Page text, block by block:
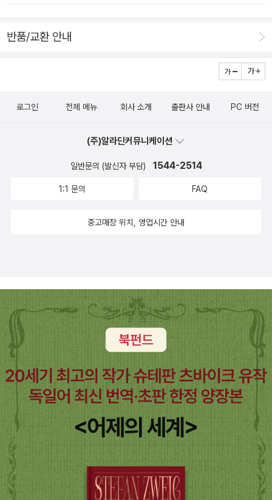
읽어도 실감났다. 저자는 그가 테러의 한가운데 있는 진짜 의사이
느 극장에서 우연히 따로따로 앉아 영화 〈바그다드 카페〉를 동시
가 되었다는 말이다. ‘불멸’은 실체의 ‘소멸’로 가능한 것인지도
안개로 남는다. 어쩌면 사랑이란 게 원래 그런 것인지도. 오로지
는 어떤 지점에 도달하고자 하는 목표도, 이루고자 하는 성취의
욕망이 없다. 언젠간 두 사람이 설정해놓은 가상의 공간 ‘바그다
없는 영혼의 약속 같은 것일 것이다.다만 세상 곳곳에서 집단테러
한다. 그사이에 찾아드는 고요와 평화의 순간들, 그게 그들이 공
유했던 사랑이랄까. 그런 의미에서 이 소설은 인간성 진화의 불가
능함에 대한 절규이고, 그럼에도 불구하고 고통의 사이사이에 일
상의 아름다움을 노래하는 희망과 치유에 대한 서사이기도 하다.
저자는 이 소설에서 하고 싶은 이야기가 무엇인지를 귀띔한다.
'세상은 늘 휴전 중이고, 아직도 전쟁은 계속되고 있다. 인간성의
진화의 불가능에 대한 절규, 그러나 그럼에도 불구하고 고통의 사
이사이 일상의 아름다움을 노래하는 희망과 치유의 편지들을 마
치 내가 주인공이듯 절실하게 써 내려갔다. 편지를 주고받은 상상
의 인물들은 실제로는 존재하지 않지만, 이 편지들로 인해 주인공
두 사람은 이 세상에 실제로 있었던 것만 같은 존재감을 지닌
다.' 작가, 특히 소설가들은 현실이 아닌 허구의 세상을 그린다.
심이 담긴 마음의 편지를 통해 자신이 가진 불안의 그림자를 잠재
이크 서간소설에서 어제, 오늘 보다 더 미래의 초월적인 대화나
이상을 만날 수도 있다.그러한 부분은 눈여겨 생각하고 기억할 필
요가 있지 않을까 싶다.아직 도래하지 않은 미래의 무엇엔가에 대
로가 될 수도 있을 테니..그러한 초월적 상상력의 실체를 마주하
는 감흥이 되지 않을까 하는 판단을 해 보게 된다.먼 훗날 바그다
드 카페에서 지난 시절의 서로에게 썼을 편지들을 읽어볼 기회가
된다면 아마도 우리는 그 시절들을 보낸 나, 우리의 삶에 행복의
는 생각이 든다.삶에서 배태된 불안으로 타자에 대한 편지를 쓰고
있으리라 믿어본다.가장 외롭고 고독한 시절, 나를 위로하고 치유
하게 해 주었던 그 무엇에 대한 사랑의 감정들이 오롯이 오늘을
사는 나, 우리의 그것과 닮은듯 해 동병상련의 마음을 느낄 수 있
는 독서시간이 될 수 있었다.**네이버 카페 책과콩나무의 서평으
로 제공 받아 솔직하게 작성한 리뷰입니다**
반품/교환 안내
로그인 전체 메뉴 회사 소개 출판사 안내 PC 버전
(주)알라딘커뮤니케이션
일반문의 (발신자 부담) 1544-2514
1:1 문의 FAQ
중고매장 위치, 영업시간 안내